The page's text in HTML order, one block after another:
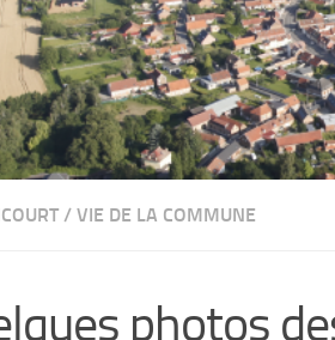
/ VIE DE LA COMMUNE
photos